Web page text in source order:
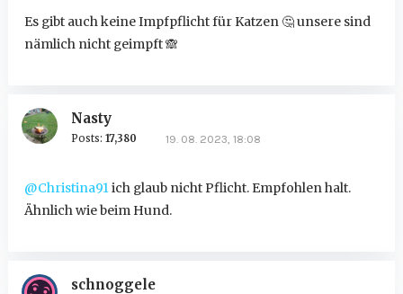
Es gibt auch keine Impfpflicht für Katzen🤔unsere sind
nämlich nicht geimpft🙈
Nasty
Posts: 17,380 19. 08. 2023, 18:08
@Christina91ich glaub nicht Pflicht. Empfohlen halt.
Ähnlich wie beim Hund.
schnoggele